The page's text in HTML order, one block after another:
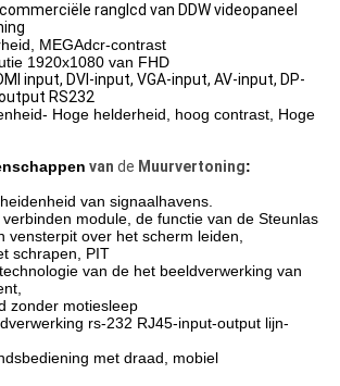
ranglcd van DDW videopaneel
MEGAdcr-contrast
1920x1080 van FHD
input, DVI-input, VGA-input, AV-input, DP-
RS232
Hoge helderheid, hoog contrast, Hoge
van de Muurvertoning:
van signaalhavens.
module, de functie van de Steunlas
vensterpit over het scherm leiden,
schrapen, PIT
van de het beeldverwerking van
zonder motiesleep
rs-232 RJ45-input-output lijn-
met draad, mobiel